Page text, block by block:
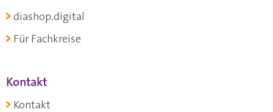
diashop.digital
Für Fachkreise
Kontakt
Kontakt